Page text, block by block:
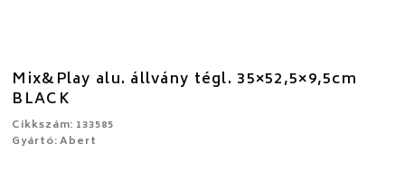
Mix&Play alu. állvány tégl. 35×52,5×9,5cm
BLACK
Cikkszám: 133585
Gyártó: Abert